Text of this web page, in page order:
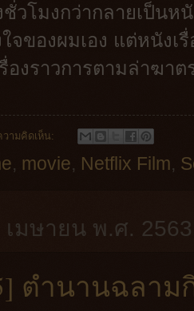
วโมงกว่ากลายเป็นห
จของผมเอง แต่หนังเ
องราวการตามล่าฆา
ามคิดเห็น:
, movie, Netflix Film,
มษายน พ.ศ. 2563
ตำนานฉลา